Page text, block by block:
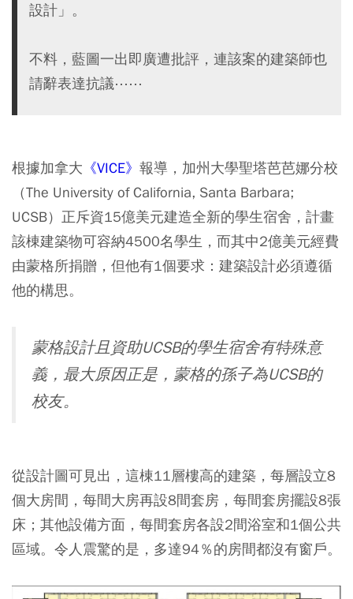
設計」。
不料，藍圖一出即廣遭批評，連該案的建築師也
請辭表達抗議⋯⋯
根據加拿大 《VICE》 報導，加州大學聖塔芭芭娜分校
（The University of California, Santa Barbara;
UCSB）正斥資15億美元建造全新的學生宿舍，計畫
該棟建築物可容納4500名學生，而其中2億美元經費
由蒙格所捐贈，但他有1個要求：建築設計必須遵循
他的構思。
蒙格設計且資助UCSB的學生宿舍有特殊意
義，最大原因正是，蒙格的孫子為UCSB的
校友。
從設計圖可見出，這棟11層樓高的建築，每層設立8
個大房間，每間大房再設8間套房，每間套房擺設8張
床；其他設備方面，每間套房各設2間浴室和1個公共
區域。令人震驚的是，多達94％的房間都沒有窗戶。